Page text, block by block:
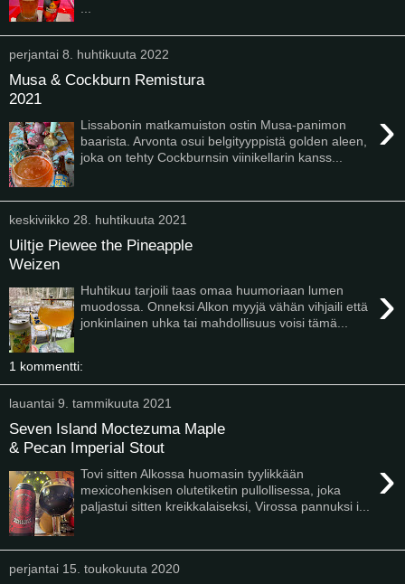
perjantai 8. huhtikuuta 2022
Musa & Cockburn Remistura
2021
›
Lissabonin matkamuiston ostin Musa-panimon
baarista. Arvonta osui belgityyppistä golden aleen,
joka on tehty Cockburnsin viinikellarin kanss...
keskiviikko 28. huhtikuuta 2021
Uiltje Piewee the Pineapple
Weizen
›
Huhtikuu tarjoili taas omaa huumoriaan lumen
muodossa. Onneksi Alkon myyjä vähän vihjaili että
jonkinlainen uhka tai mahdollisuus voisi tämä...
1 kommentti:
lauantai 9. tammikuuta 2021
Seven Island Moctezuma Maple
& Pecan Imperial Stout
›
Tovi sitten Alkossa huomasin tyylikkään
mexicohenkisen olutetiketin pullollisessa, joka
paljastui sitten kreikkalaiseksi, Virossa pannuksi i...
perjantai 15. toukokuuta 2020